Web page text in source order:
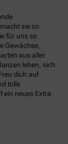
sie so
für uns so
Gewächse,
aus aller
leben, sich
dich auf
tolle
ein neues Extra